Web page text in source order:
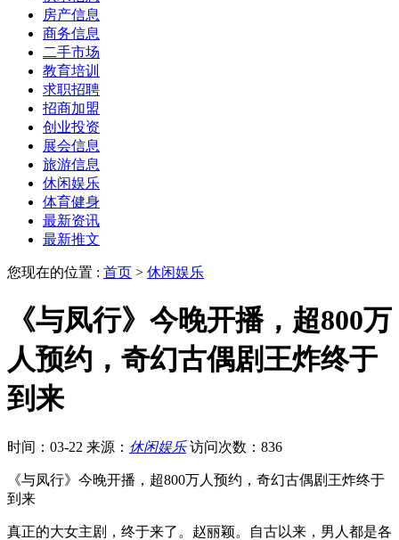
房产信息
商务信息
二手市场
教育培训
求职招聘
招商加盟
创业投资
展会信息
旅游信息
休闲娱乐
体育健身
最新资讯
最新推文
您现在的位置 : 首页 > 休闲娱乐
《与凤行》今晚开播，超800万
人预约，奇幻古偶剧王炸终于
到来
时间：03-22 来源： 休闲娱乐 访问次数：836
《与凤行》今晚开播，超800万人预约，奇幻古偶剧王炸终于
到来
真正的大女主剧，终于来了。赵丽颖。自古以来，男人都是各